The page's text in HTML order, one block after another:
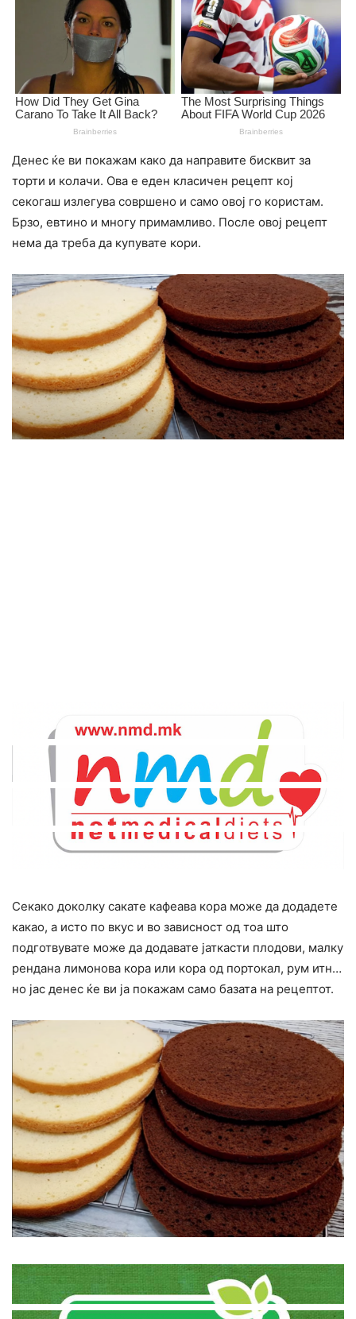
Денес ќе ви покажам како да направите бисквит за
торти и колачи. Ова е еден класичен рецепт кој
секогаш излегува совршено и само овој го користам.
Брзо, евтино и многу примамливо. После овој рецепт
нема да треба да купувате кори.
Секако доколку сакате кафеава кора може да додадете
какао, а исто по вкус и во зависност од тоа што
подготвувате може да додавате јаткасти плодови, малку
рендана лимонова кора или кора од портокал, рум итн…
но јас денес ќе ви ја покажам само базата на рецептот.